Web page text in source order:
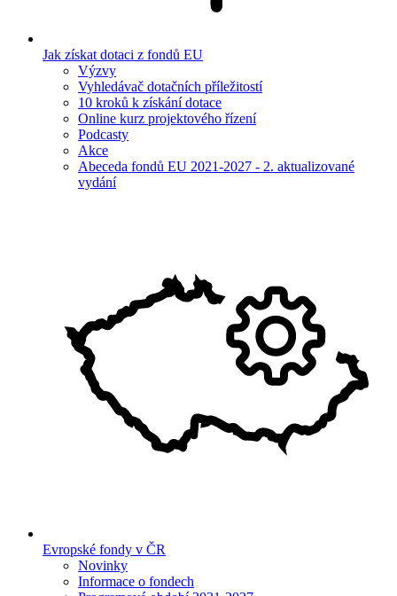
Jak získat dotaci z fondů EU
Výzvy
Vyhledávač dotačních příležitostí
10 kroků k získání dotace
Online kurz projektového řízení
Podcasty
Akce
Abeceda fondů EU 2021-2027 - 2. aktualizované
vydání
Evropské fondy v ČR
Novinky
Informace o fondech